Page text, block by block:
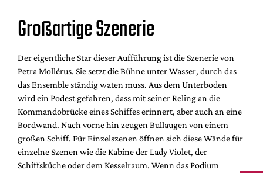
Großartige Szenerie
Der eigentliche Star dieser Aufführung ist die Szenerie von
Petra Mollérus. Sie setzt die Bühne unter Wasser, durch das
das Ensemble ständig waten muss. Aus dem Unterboden
wird ein Podest gefahren, dass mit seiner Reling an die
Kommandobrücke eines Schiffes erinnert, aber auch an eine
Bordwand. Nach vorne hin zeugen Bullaugen von einem
großen Schiff. Für Einzelszenen öffnen sich diese Wände für
einzelne Szenen wie die Kabine der Lady Violet, der
Schiffsküche oder dem Kesselraum. Wenn das Podium